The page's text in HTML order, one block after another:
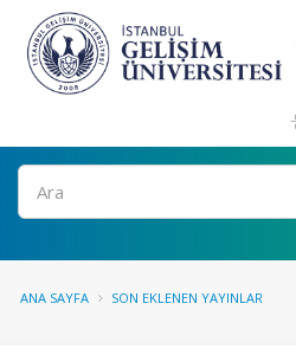
Ara
ANA SAYFA SON EKLENEN YAYINLAR